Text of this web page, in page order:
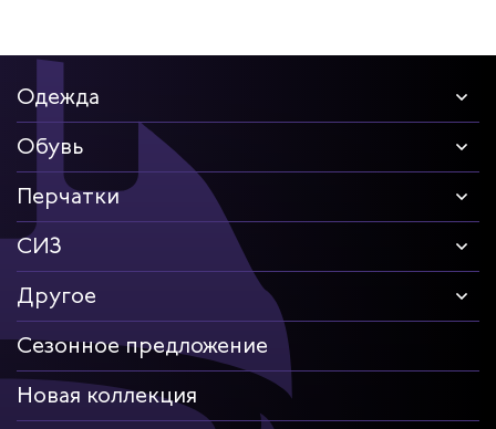
Одежда
Обувь
Перчатки
СИЗ
Другое
Сезонное предложение
Новая коллекция